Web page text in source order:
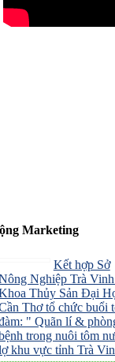
Marketing
Kết hợp Sở
Nghiệp Trà
Thủy Sản Đại
Thơ tổ chức buổi
" Quãn lí &
trong nuôi tôm
khu vực tỉnh Trà